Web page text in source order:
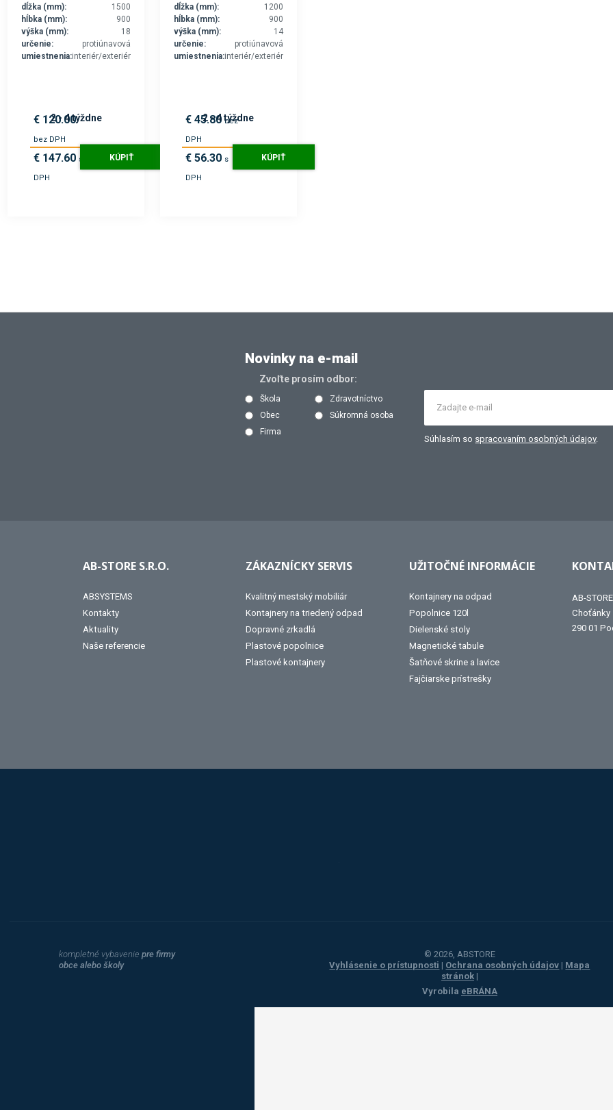
dĺžka (mm):
1500
hĺbka (mm):
900
výška (mm):
18
určenie:
protiúnavová
umiestnenia:interiér/exteriér
€ 120.00
bez DPH
€ 147.60 s
DPH
2 - 4 týždne
KÚPIŤ
dĺžka (mm):
1200
hĺbka (mm):
900
výška (mm):
14
určenie:
protiúnavová
umiestnenia:interiér/exteriér
€ 45.80bez
DPH
€ 56.30 s
DPH
2 - 4 týždne
KÚPIŤ
Novinky na e-mail
Zvoľte prosím odbor:
Škola
Zdravotníctvo
Obec
Súkromná osoba
Firma
Súhlasím so spracovaním osobných údajov.
AB-STORE S.R.O.
ABSYSTEMS
Kontakty
Aktuality
Naše referencie
ZÁKAZNÍCKY SERVIS
Kvalitný mestský mobiliár
Kontajnery na triedený odpad
Dopravné zrkadlá
Plastové popolnice
Plastové kontajnery
UŽITOČNÉ INFORMÁCIE
Kontajnery na odpad
Popolnice 120l
Dielenské stoly
Magnetické tabule
Šatňové skrine a lavice
Fajčiarske prístrešky
AB-
Choťánky
290 01
kompletné vybaveniepre firmy
obce alebo školy
© 2026, ABSTORE
Vyhlásenie o prístupnosti | Ochrana osobných údajov | Mapa
stránok |
Vyrobila eBRÁNA